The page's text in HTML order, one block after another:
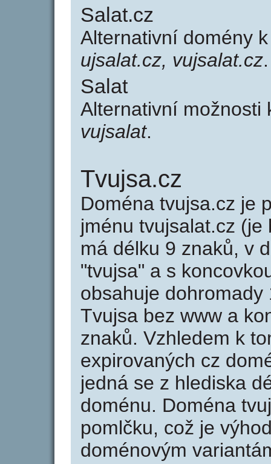
Salat.cz
Alternativní domény
ujsalat.cz, vujsalat.cz.
Salat
Alternativní
vujsalat.
Tvujsa.cz
Doména tvujsa.cz je
jménu tvujsalat.cz
má délku 9 znaků, v
"tvujsa" a s
obsahuje
Tvujsa bez www a
znaků. Vzhledem k
expirovaných cz
jedná se z hlediska
doménu. Doména
pomlčku, což je
doménovým